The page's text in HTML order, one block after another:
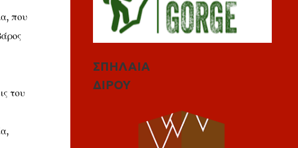
που
του
ΣΠΗΛΑΙΑ
ΔΙΡΟΥ